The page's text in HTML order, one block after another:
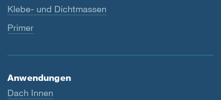
Klebe- und Dichtmassen
Primer
Anwendungen
Dach Innen